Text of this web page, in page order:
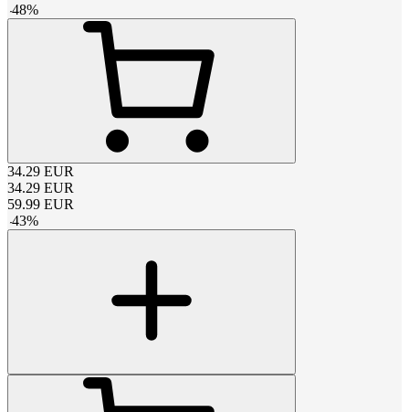
-48%
34.29 EUR
34.29 EUR
59.99 EUR
-43%